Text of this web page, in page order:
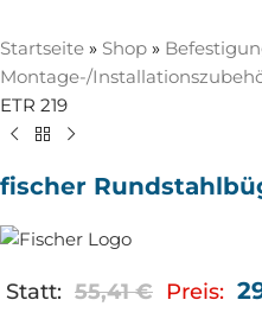
Startseite » Shop »
Montage-/
ETR 219
fischer
Statt: 55,41€ Preis: